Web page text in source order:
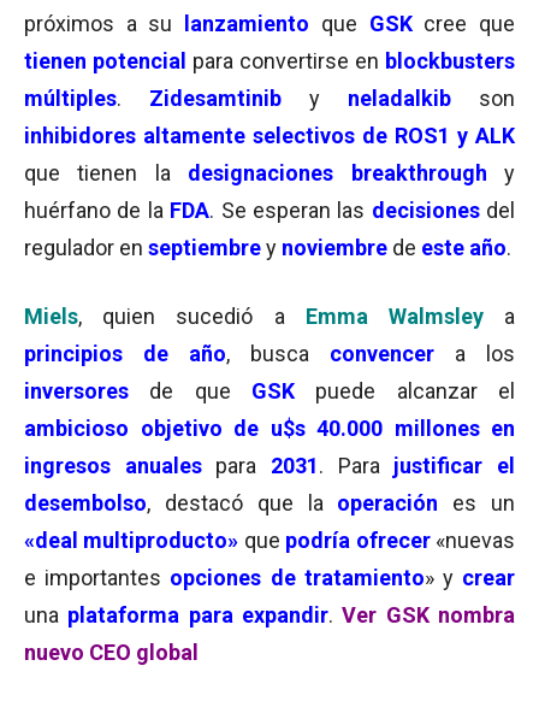
próximos a su
lanzamiento que GSK cree que
tienen potencial para convertirse en blockbusters
múltiples. Zidesamtinib y neladalkib
son
inhibidores altamente selectivos de ROS1 y ALK
que tienen la designaciones breakthrough y
huérfano de la FDA. Se esperan las decisiones del
regulador en septiembrey noviembre de este año.
Miels, quien sucedió a Emma Walmsleya
principios de año, busca convencer
a los
inversores
de que GSK
puede alcanzar el
ambicioso objetivo de u$s 40.000 millones en
ingresos anualespara 2031. Para justificar el
desembolso, destacó que la operación
es un
«deal multiproducto» que podría ofrecer«nuevas
e importantes opciones de tratamiento» y crear
una plataforma para expandir.Ver GSK nombra
nuevo CEO global